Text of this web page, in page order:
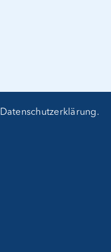
Datenschutzerklärung.